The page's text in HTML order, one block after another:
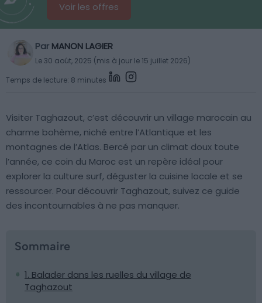
Voir les offres
Par MANON LAGIER
Le 30 août, 2025 (mis à jour le 15 juillet 2026)
Temps de lecture: 8 minutes
Visiter Taghazout, c’est découvrir un village marocain au
charme bohème, niché entre l’Atlantique et les
montagnes de l’Atlas. Bercé par un climat doux toute
l’année, ce coin du Maroc est un repère idéal pour
explorer la culture surf, déguster la cuisine locale et se
ressourcer. Pour découvrir Taghazout, suivez ce guide
des incontournables à ne pas manquer.
Sommaire
1. Balader dans les ruelles du village de
Taghazout